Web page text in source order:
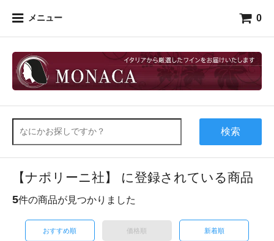
メニュー 0
検索
【ナポリーニ社】 に登録されている商品
5件の商品が見つかりました
おすすめ順 価格順 新着順